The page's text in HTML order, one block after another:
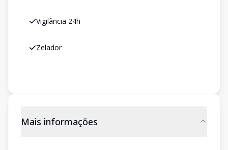
Vigilância 24h
Zelador
Mais informações